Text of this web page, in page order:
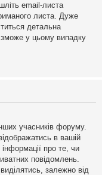
email-листа
листа. Дуже
детальна
зможе у цьому випадку
учасників форуму.
в вашій
про те, чи
повідомлень.
залежно від